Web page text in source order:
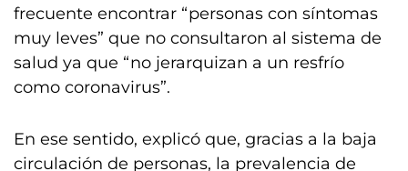
frecuente encontrar “personas con síntomas
muy leves” que no consultaron al sistema de
salud ya que “no jerarquizan a un resfrío
como coronavirus”.
En ese sentido, explicó que, gracias a la baja
circulación de personas, la prevalencia de